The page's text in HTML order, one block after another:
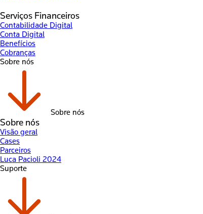
Serviços Financeiros
Contabilidade Digital
Conta Digital
Benefícios
Cobranças
Sobre nós
Sobre nós
Sobre nós
Visão geral
Cases
Parceiros
Luca Pacioli 2024
Suporte